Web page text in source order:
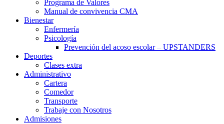
Programa de Valores
Manual de convivencia CMA
Bienestar
Enfermería
Psicología
Prevención del acoso escolar – UPSTANDERS
Deportes
Clases extra
Administrativo
Cartera
Comedor
Transporte
Trabaje con Nosotros
Admisiones